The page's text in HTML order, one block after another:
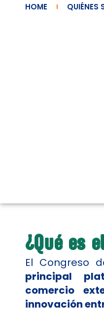
HOME QUIÉNES
¿Qué es
El Congreso
principal
comercio
innovación